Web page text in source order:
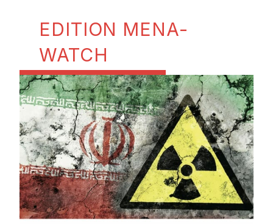
EDITION MENA-
WATCH